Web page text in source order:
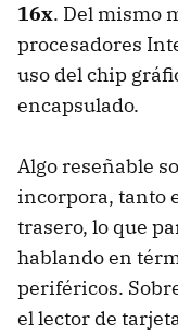
16x. Del mismo
procesadores
uso del chip
encapsulado.
Algo reseñable
incorpora, tanto
trasero, lo que
hablando en
periféricos.
el lector de